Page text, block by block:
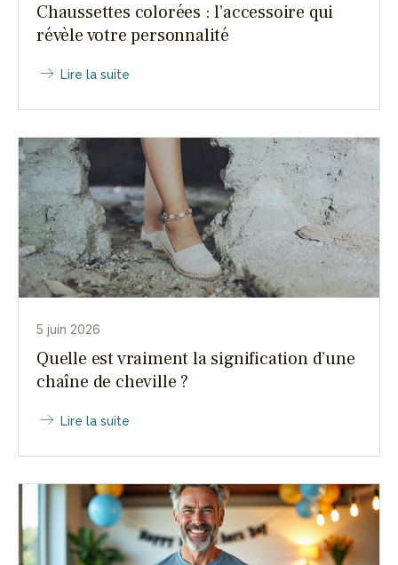
Chaussettes colorées : l’accessoire qui
révèle votre personnalité
Lire la suite
5 juin 2026
Quelle est vraiment la signification d’une
chaîne de cheville ?
Lire la suite